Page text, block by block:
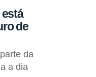
de
da
a dia